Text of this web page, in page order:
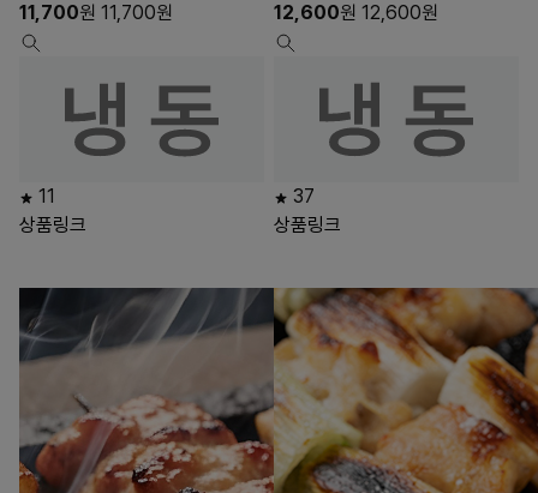
11,700원 11,700원
11
상품링크
12,600원 12,600원
37
상품링크